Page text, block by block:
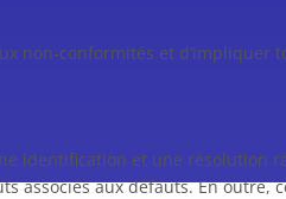
non-conformités et d’impliquer
identification et une résolution
associés aux défauts. En outre,